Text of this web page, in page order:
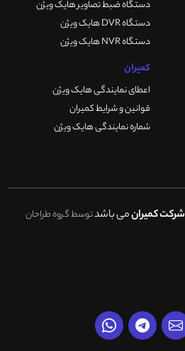
دستگاه ضبط تصاویر هایک ویژن
دستگاه DVR هایک ویژن
دستگاه NVR هایک ویژن
کمیران
اعطای نمایندگی هایک ویژن
قوانین و شرایط کمیران
شماره نمایندگی هایک ویژن
شرکت کمیرانمی باشدتوسط گروه طراحان